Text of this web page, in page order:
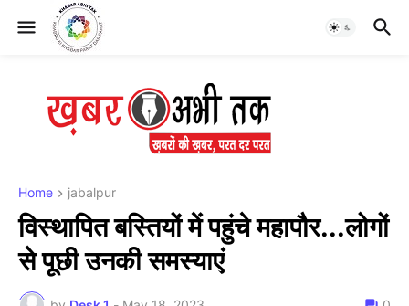
Home jabalpur
विस्थापित बस्तियों में पहुंचे महापौर...लोगों
से पूछी उनकी समस्याएं